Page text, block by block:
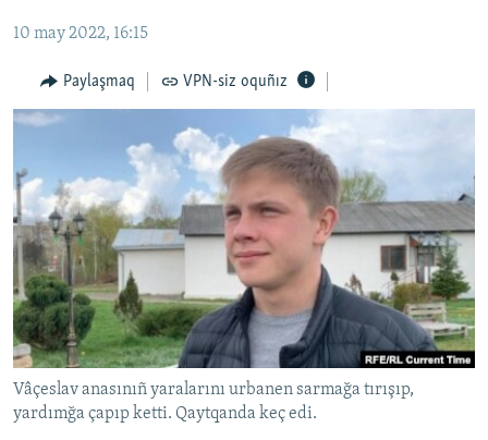
SÜRET
BLOGLAR
FİKİR
Русский
Українською
QOŞULIÑIZ!
RFE/RS bütün saytları
10 may 2022, 16:15
Paylaşmaq VPN-siz oquñız
Vâçeslav anasınıñ yaralarını urbanen sarmağa tırışıp,
yardımğa çapıp ketti. Qaytqanda keç edi.